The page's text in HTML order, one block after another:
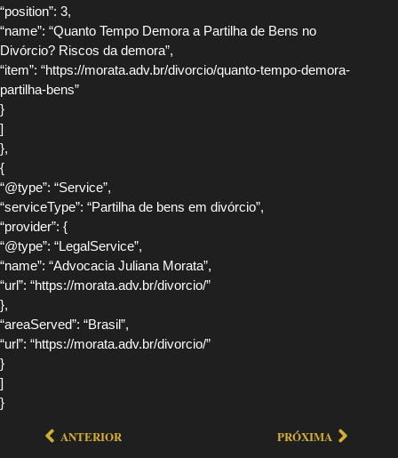
“position”: 3,
“name”: “Quanto Tempo Demora a Partilha de Bens no
Divórcio? Riscos da demora”,
“item”: “https://morata.adv.br/divorcio/quanto-tempo-demora-
partilha-bens”
}
]
},
{
“@type”: “Service”,
“serviceType”: “Partilha de bens em divórcio”,
“provider”: {
“@type”: “LegalService”,
“name”: “Advocacia Juliana Morata”,
“url”: “https://morata.adv.br/divorcio/”
},
“areaServed”: “Brasil”,
“url”: “https://morata.adv.br/divorcio/”
}
]
}
ANTERIOR PRÓXIMA